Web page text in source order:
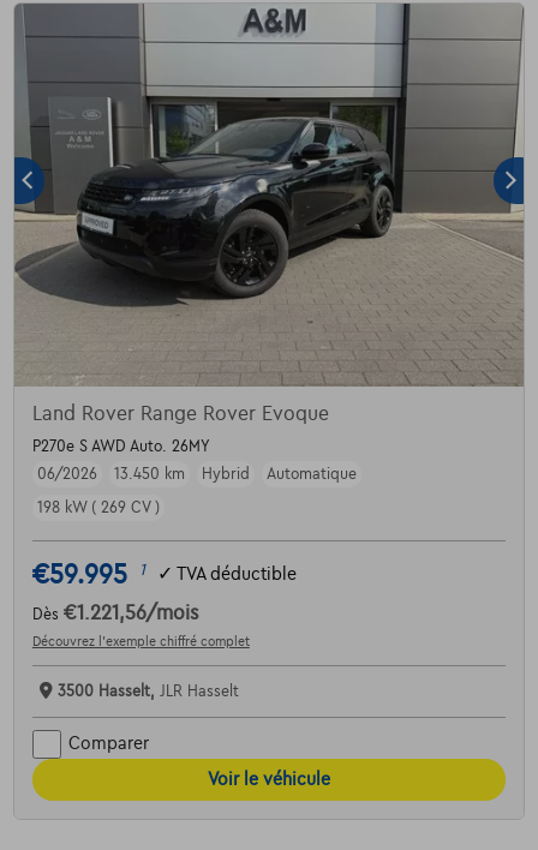
Land Rover Range Rover Evoque
P270e S AWD Auto. 26MY
06/2026
13.450 km Hybrid
Automatique
198 kW ( 269 CV )
€59.995 1 ✓ TVA déductible
Dès €1.221,56/mois
Découvrez l’exemple chiffré complet
3500 Hasselt, JLR Hasselt
Comparer
Voir le véhicule